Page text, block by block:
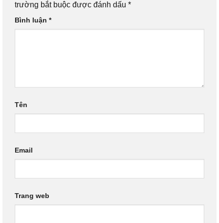
trường bắt buộc được đánh dấu *
Bình luận *
Tên
Email
Trang web